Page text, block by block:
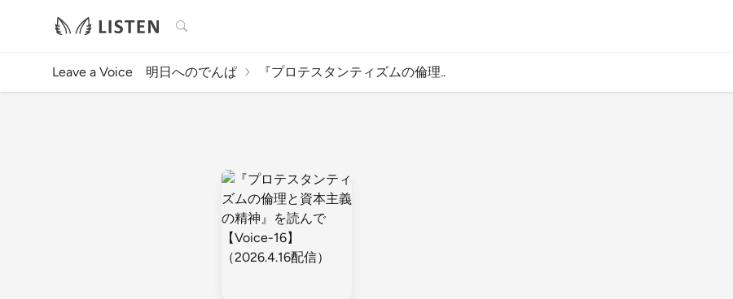
検索
Leave a Voice 明日へのでんぱ 『プロテスタンティズムの倫理..